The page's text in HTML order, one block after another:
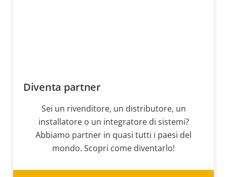
Diventa partner
Sei un rivenditore, un distributore, un
installatore o un integratore di sistemi?
Abbiamo partner in quasi tutti i paesi del
mondo. Scopri come diventarlo!